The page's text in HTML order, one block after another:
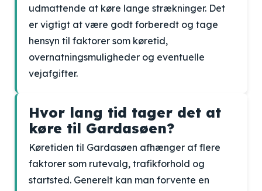
udmattende at køre lange strækninger. Det
er vigtigt at være godt forberedt og tage
hensyn til faktorer som køretid,
overnatningsmuligheder og eventuelle
vejafgifter.
Hvor lang tid tager det at
køre til Gardasøen?
Køretiden til Gardasøen afhænger af flere
faktorer som rutevalg, trafikforhold og
startsted. Generelt kan man forvente en